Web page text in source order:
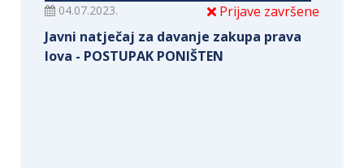
Prijave završene
04.07.2023.
Javni natječaj za davanje zakupa prava
lova - POSTUPAK PONIŠTEN